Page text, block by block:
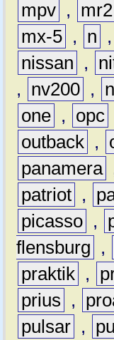
mpv , mr2
mx-5 , n ,
nissan
,
,
nv200 ,
one , opc
outback ,
panamera
patriot ,
picasso ,
flensburg
,
praktik ,
prius
,
pulsar ,